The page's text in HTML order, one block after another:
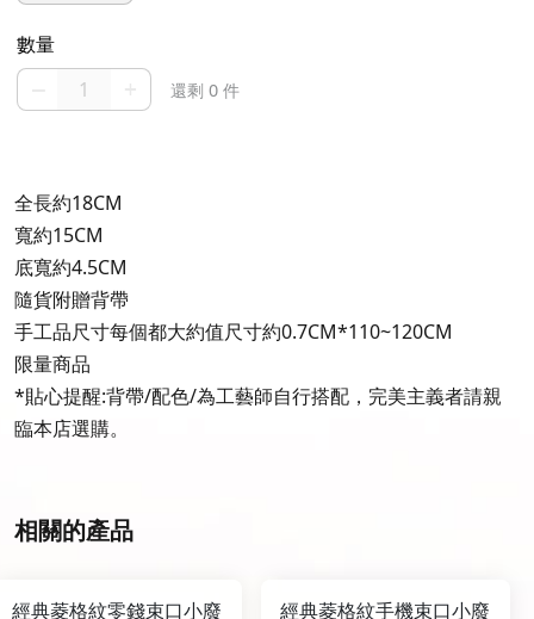
數量
還剩 0 件
全長約18CM
寬約15CM
底寬約4.5CM
隨貨附贈背帶
手工品尺寸每個都大約值尺寸約0.7CM*110~120CM
限量商品
*貼心提醒:背帶/配色/為工藝師自行搭配，完美主義者請親
臨本店選購。
相關的產品
經典菱格紋零錢束口小廢 經典菱格紋手機束口小廢